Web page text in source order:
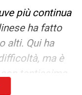
più continua
ha fatto
alti. Qui ha
ma è
tantissime
un tiro in